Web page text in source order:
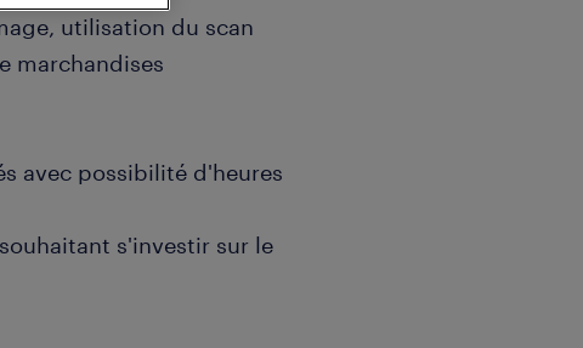
utilisation du scan
marchandises
avec possibilité d'heures
s'investir sur le